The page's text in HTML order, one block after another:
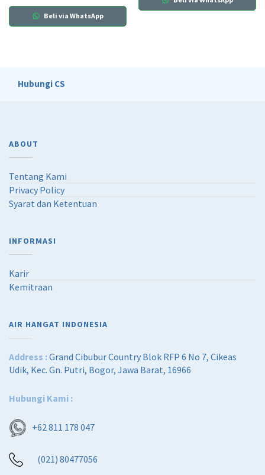
Beli via WhatsApp
Hubungi CS
ABOUT
Tentang Kami
Privacy Policy
Syarat dan Ketentuan
INFORMASI
Karir
Kemitraan
AIR HANGAT INDONESIA
Address :Grand Cibubur Country Blok RFP 6 No 7, Cikeas
Udik, Kec. Gn. Putri, Bogor, Jawa Barat, 16966
Hubungi Kami :
+62 811 178 047
(021) 80477056